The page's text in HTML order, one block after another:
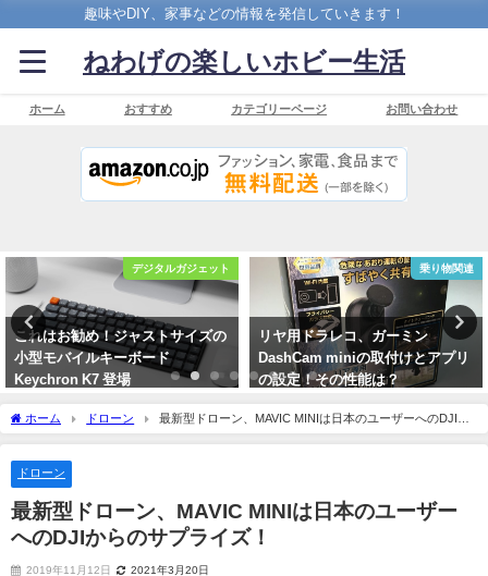
趣味やDIY、家事などの情報を発信していきます！
ねわげの楽しいホビー生活
ホーム おすすめ カテゴリーページ お問い合わせ
デジタルガジェット
め！ジャストサイズの
ルキーボード
K7 登場
乗り物関連
リヤ用ドラレコ、ガーミン
DashCam miniの取付けとアプリ
の設定！その性能は？
骨伝導
したか？
ホーム ドローン
最新型ドローン、MAVIC MINIは日本のユーザーへのDJIか
らのサプライズ！
ドローン
最新型ドローン、MAVIC MINIは日本のユーザー
へのDJIからのサプライズ！
2019年11月12日 2021年3月20日